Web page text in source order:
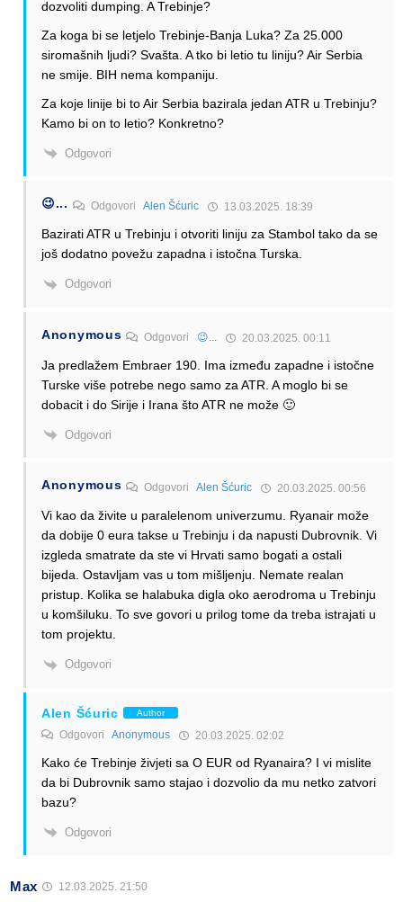
dozvoliti dumping. A Trebinje?
Za koga bi se letjelo Trebinje-Banja Luka? Za 25.000
siromašnih ljudi? Svašta. A tko bi letio tu liniju? Air Serbia
ne smije. BIH nema kompaniju.
Za koje linije bi to Air Serbia bazirala jedan ATR u Trebinju?
Kamo bi on to letio? Konkretno?
Odgovori
😉... Odgovori Alen Šćuric 13.03.2025. 18:39
Bazirati ATR u Trebinju i otvoriti liniju za Stambol tako da se
još dodatno povežu zapadna i istočna Turska.
Odgovori
Anonymous Odgovori 😉... 20.03.2025. 00:11
Ja predlažem Embraer 190. Ima između zapadne i istočne
Turske više potrebe nego samo za ATR. A moglo bi se
dobacit i do Sirije i Irana što ATR ne može 🙂
Odgovori
Anonymous OdgovoriAlen Šćuric 20.03.2025. 00:56
Vi kao da živite u paralelenom univerzumu. Ryanair može
da dobije 0 eura takse u Trebinju i da napusti Dubrovnik. Vi
izgleda smatrate da ste vi Hrvati samo bogati a ostali
bijeda. Ostavljam vas u tom mišljenju. Nemate realan
pristup. Kolika se halabuka digla oko aerodroma u Trebinju
u komšiluku. To sve govori u prilog tome da treba istrajati u
tom projektu.
Odgovori
Alen Šćuric Author
Odgovori Anonymous 20.03.2025. 02:02
Kako će Trebinje živjeti sa O EUR od Ryanaira? I vi mislite
da bi Dubrovnik samo stajao i dozvolio da mu netko zatvori
bazu?
Odgovori
Max 12.03.2025. 21:50